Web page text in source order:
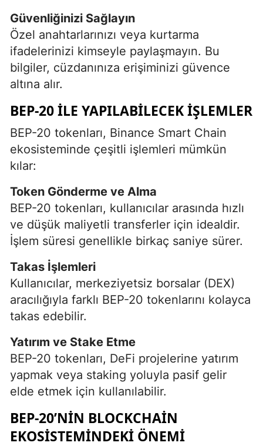
Güvenliğinizi Sağlayın
Özel anahtarlarınızı veya kurtarma
ifadelerinizi kimseyle paylaşmayın. Bu
bilgiler, cüzdanınıza erişiminizi güvence
altına alır.
BEP-20 ILE YAPILABILECEK İŞLEMLER
BEP-20 tokenları, Binance Smart Chain
ekosisteminde çeşitli işlemleri mümkün
kılar:
Token Gönderme ve Alma
BEP-20 tokenları, kullanıcılar arasında hızlı
ve düşük maliyetli transferler için idealdir.
İşlem süresi genellikle birkaç saniye sürer.
Takas İşlemleri
Kullanıcılar, merkeziyetsiz borsalar (DEX)
aracılığıyla farklı BEP-20 tokenlarını kolayca
takas edebilir.
Yatırım ve Stake Etme
BEP-20 tokenları, DeFi projelerine yatırım
yapmak veya staking yoluyla pasif gelir
elde etmek için kullanılabilir.
BEP-20’NIN BLOCKCHAIN
EKOSISTEMINDEKI ÖNEMI